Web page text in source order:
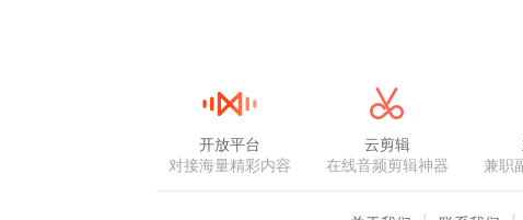
开放平台
对接海量精彩内容
云剪辑
在线音频剪辑神器
兼职